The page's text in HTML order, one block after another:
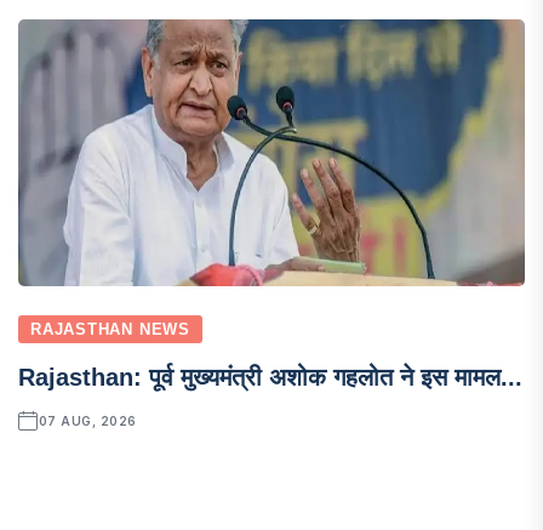
RAJASTHAN NEWS
Rajasthan: पूर्व मुख्यमंत्री अशोक गहलोत ने इस मामल...
07 AUG, 2026